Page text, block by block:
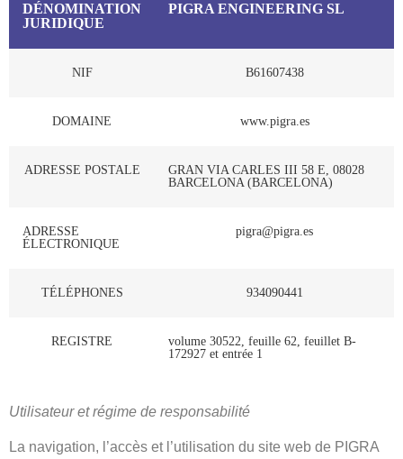
DÉNOMINATION
JURIDIQUE
PIGRA ENGINEERING SL
NIF B61607438
DOMAINE www.pigra.es
ADRESSE POSTALE
GRAN VIA CARLES III 58 E, 08028
BARCELONA (BARCELONA)
ADRESSE
ÉLECTRONIQUE
pigra@pigra.es
TÉLÉPHONES 934090441
REGISTRE
volume 30522, feuille 62, feuillet B-
172927 et entrée 1
Utilisateur et régime de responsabilité
La navigation, l’accès et l’utilisation du site web de PIGRA